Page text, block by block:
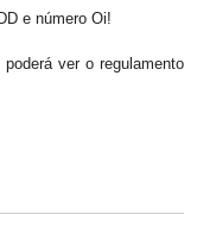
e número Oi!
ver o regulamento